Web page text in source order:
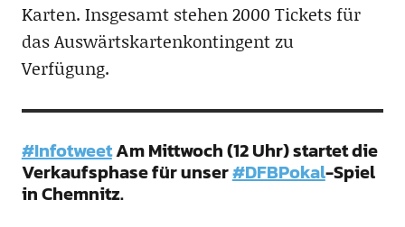
Karten. Insgesamt stehen 2000 Tickets für
das Auswärtskartenkontingent zu
Verfügung.
#InfotweetAm Mittwoch (12 Uhr) startet die
Verkaufsphase für unser#DFBPokal-Spiel
in Chemnitz.